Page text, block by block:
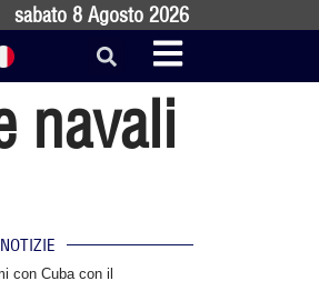
sabato 8 Agosto 2026
navali
con Cuba con il